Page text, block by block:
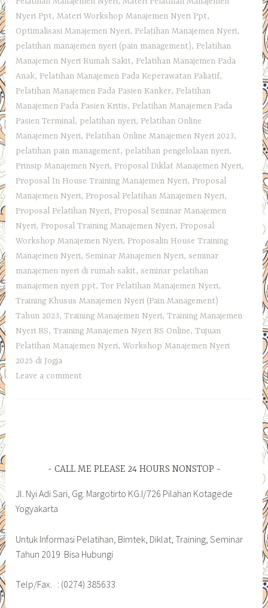
Nyeri Ppt,Materi Workshop Manajemen Nyeri Ppt,
Optimalisasi Manajemen Nyeri, Pelatihan Manajemen Nyeri,
pelatihan manajemen nyeri (pain management), Pelatihan
Manajemen Nyeri Rumah Sakit, Pelatihan Manajemen Pada
Anak, Pelatihan Manajemen Pada Keperawatan Paliatif,
Pelatihan Manajemen Pada Pasien Kanker, Pelatihan
Manajemen Pada Pasien Kritis, Pelatihan Manajemen Pada
Pasien Terminal, pelatihan nyeri, Pelatihan Online
Manajemen Nyeri, Pelatihan Online Manajemen Nyeri 2023,
pelatihan pain management, pelatihan pengelolaan nyeri,
Prinsip Manajemen Nyeri, Proposal Diklat Manajemen Nyeri,
Proposal In House Training Manajemen Nyeri, Proposal
Manajemen Nyeri, Proposal Pelatihan Manajemen Nyeri,
Proposal Pelatihan Nyeri, Proposal Seminar Manajemen
Nyeri, Proposal Training Manajemen Nyeri, Proposal
Workshop Manajemen Nyeri, Proposalin House Training
Manajemen Nyeri, Seminar Manajemen Nyeri,seminar
manajemen nyeri di rumah sakit,seminar pelatihan
manajemen nyeri ppt,Tor Pelatihan Manajemen Nyeri,
Training Khusus Manajemen Nyeri (Pain Management)
Tahun 2023,Training Manajemen Nyeri,Training Manajemen
Nyeri RS,Training Manajemen Nyeri RS Online,Tujuan
Pelatihan Manajemen Nyeri,Workshop Manajemen Nyeri
2025 di Jogja
Leave a comment
CALL ME PLEASE 24 HOURS NONSTOP
Jl. Nyi Adi Sari, Gg. Margotirto KG.I/726 Pilahan Kotagede
Yogyakarta
Untuk Informasi Pelatihan, Bimtek, Diklat, Training, Seminar
Tahun 2019 Bisa Hubungi
Telp/Fax. : (0274) 385633